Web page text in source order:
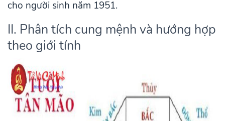
cho người sinh năm 1951.
II. Phân tích cung mệnh và hướng hợp
theo giới tính